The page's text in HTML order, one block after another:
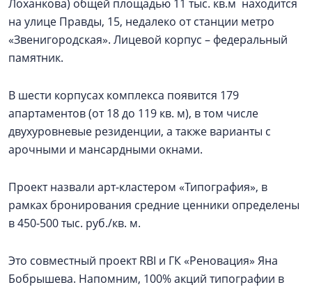
Лоханкова) общей площадью 11 тыс. кв.м находится
на улице Правды, 15, недалеко от станции метро
«Звенигородская». Лицевой корпус – федеральный
памятник.
В шести корпусах комплекса появится 179
апартаментов (от 18 до 119 кв. м), в том числе
двухуровневые резиденции, а также варианты с
арочными и мансардными окнами.
Проект назвали арт-кластером «Типография», в
рамках бронирования средние ценники определены
в 450-500 тыс. руб./кв. м.
Это совместный проект RBI и ГК «Реновация» Яна
Бобрышева. Напомним, 100% акций типографии в